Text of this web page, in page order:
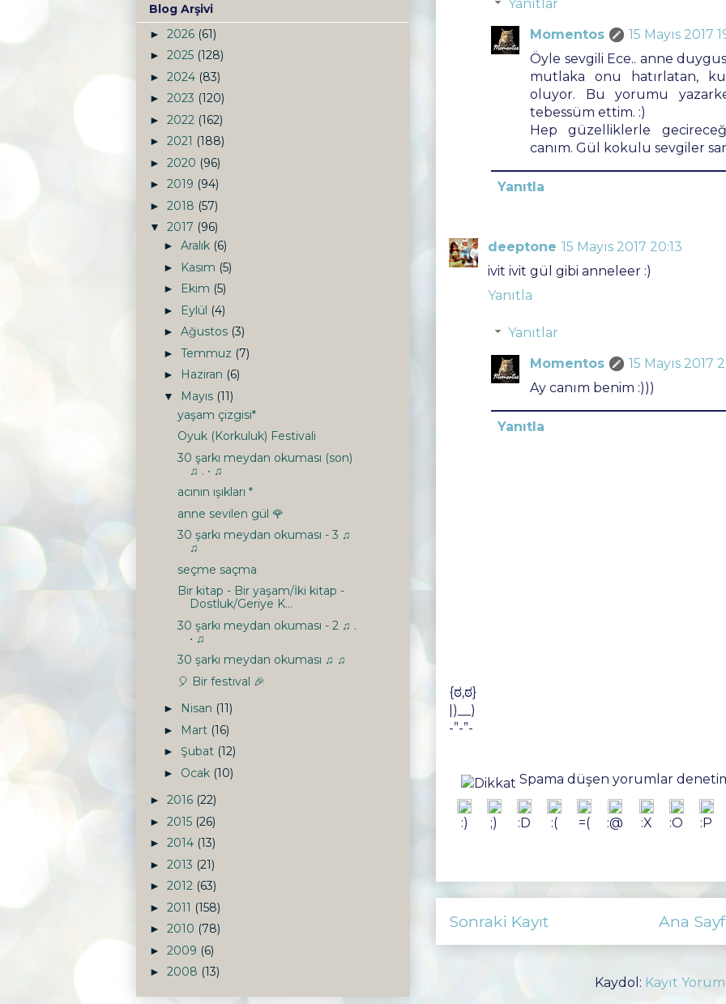
Yanıtlar
Momentos
15 Mayıs 2017
Öyle sevgili Ece.. anne
mutlaka onu hatırlatan,
oluyor. Bu yorumu
tebessüm ettim. :)
Hep güzelliklerle
canım. Gül kokulu sevgiler
Yanıtla
deeptone 15 Mayıs 2017 20:13
ivit ivit gül gibi anneleer :)
Yanıtla
Yanıtlar
Momentos
15 Mayıs 2017
Ay canım benim :)))
Yanıtla
{ಠ,ಠ}
|)__)
-”-”-
Spama düşen yorumlar
:) ;) :D :( =( :@ :X :O :P
Sonraki Kayıt Ana
Kaydol: Kayıt
Blog Arşivi
► 2026 (61)
► 2025 (128)
► 2024 (83)
► 2023 (120)
► 2022 (162)
► 2021 (188)
► 2020 (96)
► 2019 (94)
► 2018 (57)
▼ 2017 (96)
► Aralık (6)
► Kasım (5)
► Ekim (5)
► Eylül (4)
► Ağustos (3)
► Temmuz (7)
► Haziran (6)
▼ Mayıs (11)
yaşam çizgisi*
Oyuk (Korkuluk) Festivali
30 şarkı meydan okuması (son)
♫ . • ♫
acının ışıkları *
anne sevilen gül 🌹
30 şarkı meydan okuması - 3 ♫
♫
seçme saçma
Bir kitap - Bir yaşam/İki kitap -
Dostluk/Geriye K...
30 şarkı meydan okuması - 2 ♫ .
• ♫
30 şarkı meydan okuması ♫ ♫
🎈 Bir festival 🎉
► Nisan (11)
► Mart (16)
► Şubat (12)
► Ocak (10)
► 2016 (22)
► 2015 (26)
► 2014 (13)
► 2013 (21)
► 2012 (63)
► 2011 (158)
► 2010 (78)
► 2009 (6)
► 2008 (13)